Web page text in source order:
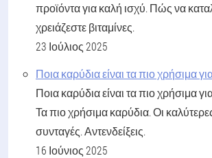
προϊόντα για καλή ισχύ. Πώς να
χρειάζεστε βιταμίνες.
23 Ιούλιος 2025
Ποια καρύδια είναι τα πιο χρήσιμα
Ποια καρύδια είναι τα πιο χρήσιμα
Τα πιο χρήσιμα καρύδια. Οι
συνταγές. Αντενδείξεις.
16 Ιούνιος 2025